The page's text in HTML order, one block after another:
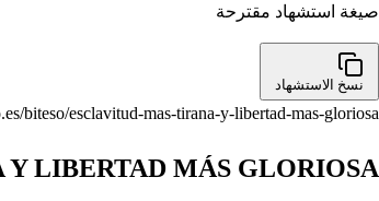
صيغة استشهاد مقترحة
نسخ الاستشهاد
biteso/esclavitud-mas-tirana-y-libertad-mas-gloriosa.
LIBERTAD MÁS GLORIOSA